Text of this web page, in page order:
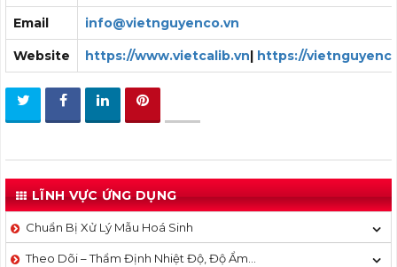
Email info@vietnguyenco.vn
Website https://www.vietcalib.vn| https://
LĨNH VỰC ỨNG DỤNG
Chuẩn Bị Xử Lý Mẫu Hoá Sinh
Theo Dõi – Thẩm Định Nhiệt Độ, Độ Ẩm…